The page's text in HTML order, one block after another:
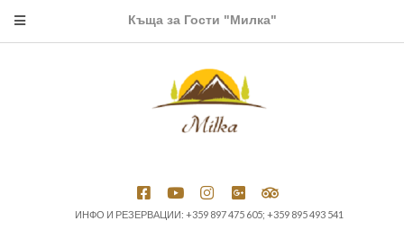
Къща за Гости "Милка"
ИНФО И РЕЗЕРВАЦИИ: +359 897 475 605; +359 895 493 541